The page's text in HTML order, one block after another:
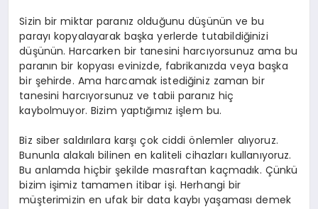
Sizin bir miktar paranız olduğunu düşünün ve bu
parayı kopyalayarak başka yerlerde tutabildiğinizi
düşünün. Harcarken bir tanesini harcıyorsunuz ama bu
paranın bir kopyası evinizde, fabrikanızda veya başka
bir şehirde. Ama harcamak istediğiniz zaman bir
tanesini harcıyorsunuz ve tabii paranız hiç
kaybolmuyor. Bizim yaptığımız işlem bu.
Biz siber saldırılara karşı çok ciddi önlemler alıyoruz.
Bununla alakalı bilinen en kaliteli cihazları kullanıyoruz.
Bu anlamda hiçbir şekilde masraftan kaçmadık. Çünkü
bizim işimiz tamamen itibar işi. Herhangi bir
müşterimizin en ufak bir data kaybı yaşaması demek